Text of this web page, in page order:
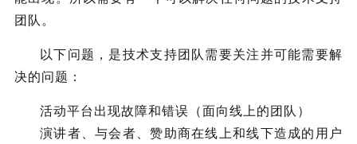
团队。
以下问题，是技术支持团队需要关注并可能需要解
决的问题：
活动平台出现故障和错误（面向线上的团队）
演讲者、与会者、赞助商在线上和线下造成的用户